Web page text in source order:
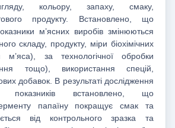
кольору, запаху, смаку,
продукту. Встановлено, що
м’ясних виробів змінюються
складу, продукту, міри біохімічних
м’яса), за технологічної обробки
тощо), використання спецій,
добавок. В результаті дослідження
показників встановлено, що
папаїну покращує смак та
від контрольного зразка та